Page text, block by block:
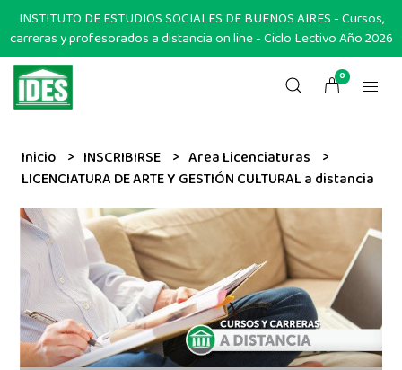
INSTITUTO DE ESTUDIOS SOCIALES DE BUENOS AIRES - Cursos,
carreras y profesorados a distancia on line - Ciclo Lectivo Año 2026
0
Inicio INSCRIBIRSE
Area Licenciaturas
LICENCIATURA DE ARTE Y GESTIÓN CULTURAL a distancia